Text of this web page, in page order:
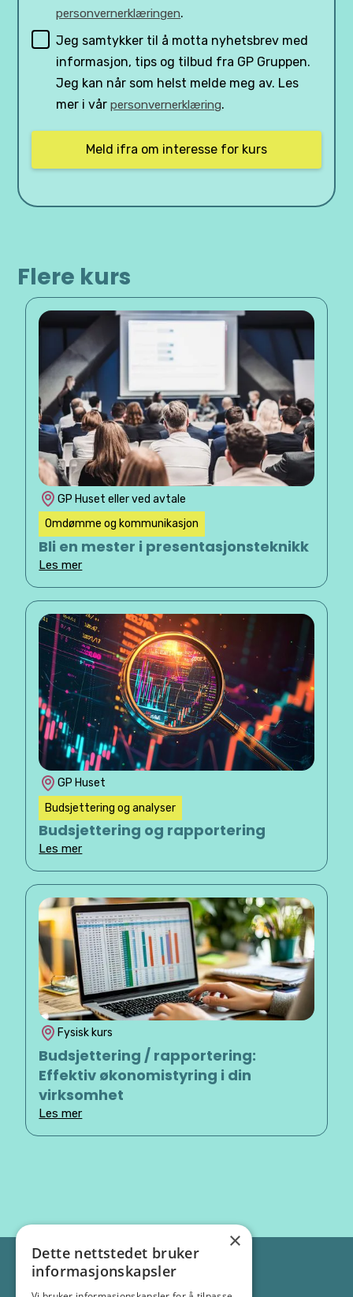
personvernerklæringen.
Jeg samtykker til å motta nyhetsbrev med
informasjon, tips og tilbud fra GP Gruppen.
Jeg kan når som helst melde meg av. Les
mer i vårpersonvernerklæring.
Flere kurs
GP Huset eller ved avtale
Omdømme og kommunikasjon
Bli en mester i presentasjonsteknikk
Les mer
GP Huset
Budsjettering og analyser
Budsjettering og rapportering
Les mer
Fysisk kurs
Budsjettering / rapportering:
Effektiv økonomistyring i din
virksomhet
Les mer
×
Dette nettstedet bruker
informasjonskapsler